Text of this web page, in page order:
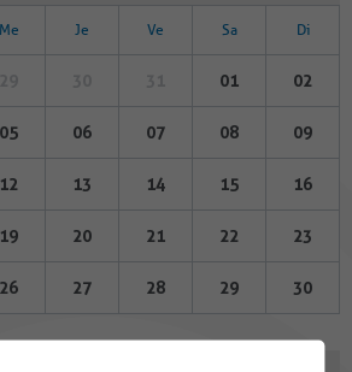
Me Je Ve Sa Di
01 02
05 06 07 08 09
12 13 14 15 16
19 20 21 22 23
26 27 28 29 30